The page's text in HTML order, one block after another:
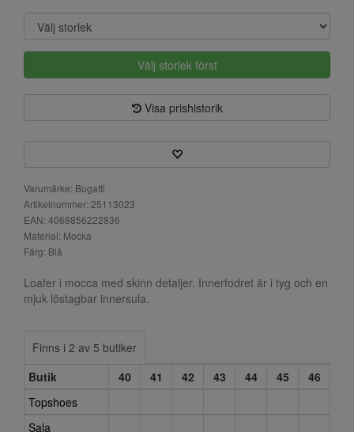
Välj storlek först
Visa prishistorik
Varumärke: Bugatti
Artikelnummer: 25113023
EAN: 4068856222836
Material: Mocka
Färg: Blå
Loafer i mocca med skinn detaljer. Innerfodret är i tyg och en
mjuk löstagbar innersula.
Finns i 2 av 5 butiker
Butik
40 41 42 43 44 45
46
Topshoes
Sala